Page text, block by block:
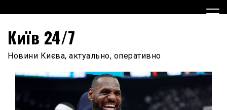
to
Київ 24/7
Новини Києва, актуально, оперативно